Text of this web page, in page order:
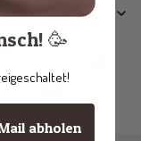
🥳
abholen